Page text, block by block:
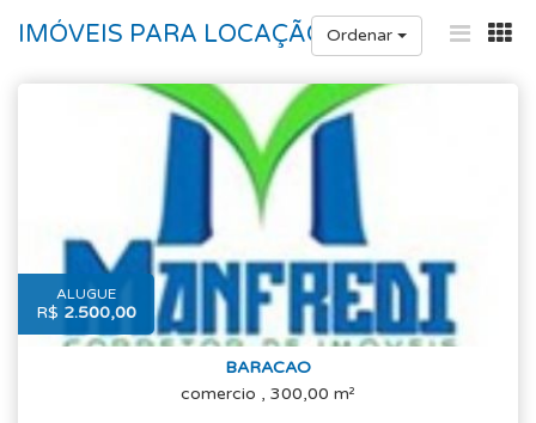
IMÓVEIS PARA LOCAÇÃO Ordenar
ALUGUE
R$ 2.500,00
BARACAO
comercio , 300,00 m²